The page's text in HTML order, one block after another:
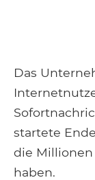
Das
startete
die
haben.